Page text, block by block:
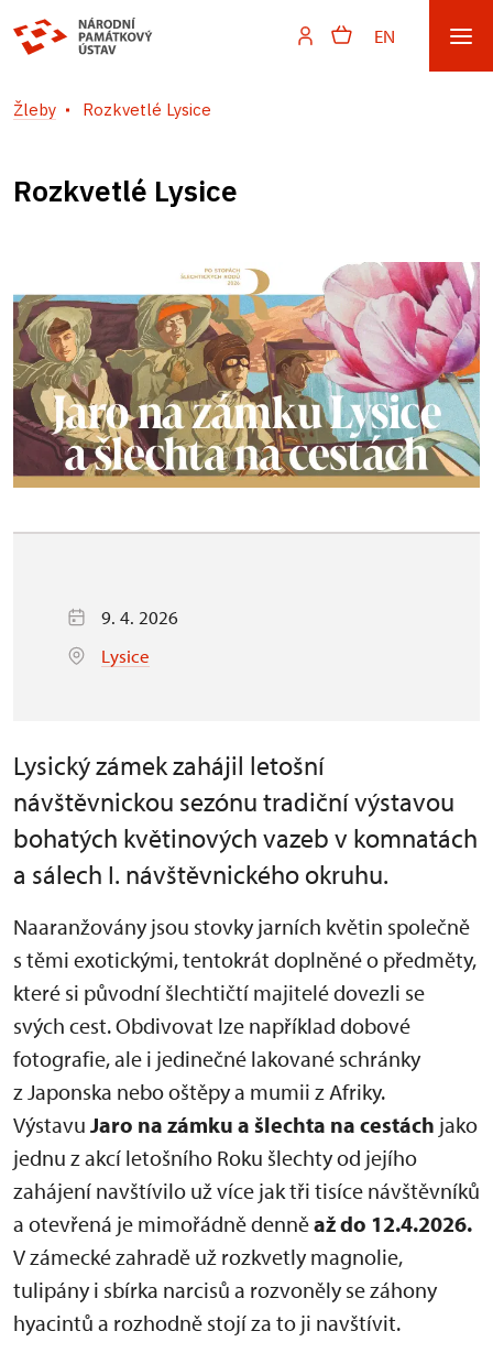
EN
Žleby Rozkvetlé Lysice
Rozkvetlé Lysice
9. 4. 2026
Lysice
Lysický zámek zahájil letošní
návštěvnickou sezónu tradiční výstavou
bohatých květinových vazeb v komnatách
a sálech I. návštěvnického okruhu.
Naaranžovány jsou stovky jarních květin společně
s těmi exotickými, tentokrát doplněné o předměty,
které si původní šlechtičtí majitelé dovezli se
svých cest. Obdivovat lze například dobové
fotografie, ale i jedinečné lakované schránky
z Japonska nebo oštěpy a mumii z Afriky.
Výstavu Jaro na zámku a šlechta na cestách jako
jednu z akcí letošního Roku šlechty od jejího
zahájení navštívilo už více jak tři tisíce návštěvníků
a otevřená je mimořádně denněaž do 12.4.2026.
V zámecké zahradě už rozkvetly magnolie,
tulipány i sbírka narcisů a rozvoněly se záhony
hyacintů a rozhodně stojí za to ji navštívit.